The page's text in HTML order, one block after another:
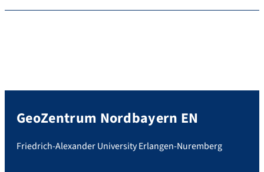
GeoZentrum Nordbayern EN
Friedrich-Alexander University Erlangen-Nuremberg